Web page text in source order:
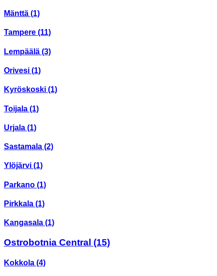
Mänttä (1)
Tampere (11)
Lempäälä (3)
Orivesi (1)
Kyröskoski (1)
Toijala (1)
Urjala (1)
Sastamala (2)
Ylöjärvi (1)
Parkano (1)
Pirkkala (1)
Kangasala (1)
Ostrobotnia Central (15)
Kokkola (4)